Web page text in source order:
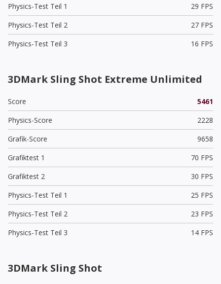
Physics-Test Teil 1
29 FPS
Physics-Test Teil 2
27 FPS
Physics-Test Teil 3
16 FPS
3DMark Sling Shot Extreme Unlimited
Score
5461
Physics-Score
2228
Grafik-Score
9658
Grafiktest 1
70 FPS
Grafiktest 2
30 FPS
Physics-Test Teil 1
25 FPS
Physics-Test Teil 2
23 FPS
Physics-Test Teil 3
14 FPS
3DMark Sling Shot